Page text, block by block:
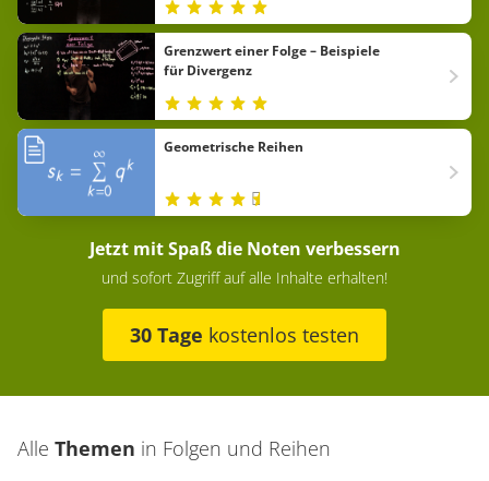
Grenzwert einer Folge – Beispiele
für Divergenz
Geometrische Reihen
Jetzt mit Spaß die Noten verbessern
und sofort Zugriff auf alle Inhalte erhalten!
30 Tage kostenlos testen
Alle Themen in Folgen und Reihen